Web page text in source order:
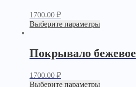
1700.00 ₽
Выберите параметры
Покрывало бежевое
1700.00 ₽
Выберите параметры